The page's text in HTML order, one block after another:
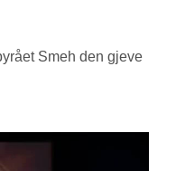
Smeh den gjeve